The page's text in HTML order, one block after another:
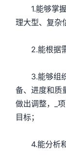
1.能够掌握
理大型、复杂
2.能根据需
3.能够组织
备、进度和质
做出调整，_
目标；
4.能分析和